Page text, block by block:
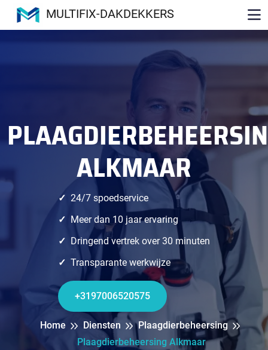
MULTIFIX-DAKDEKKERS
ALKMAAR
24/7 spoedservice
Meer dan 10 jaar ervaring
Dringend vertrek over 30 minuten
Transparante werkwijze
+3197006520575
Home Diensten
Plaagdierbeheersing
Plaagdierbeheersing Alkmaar